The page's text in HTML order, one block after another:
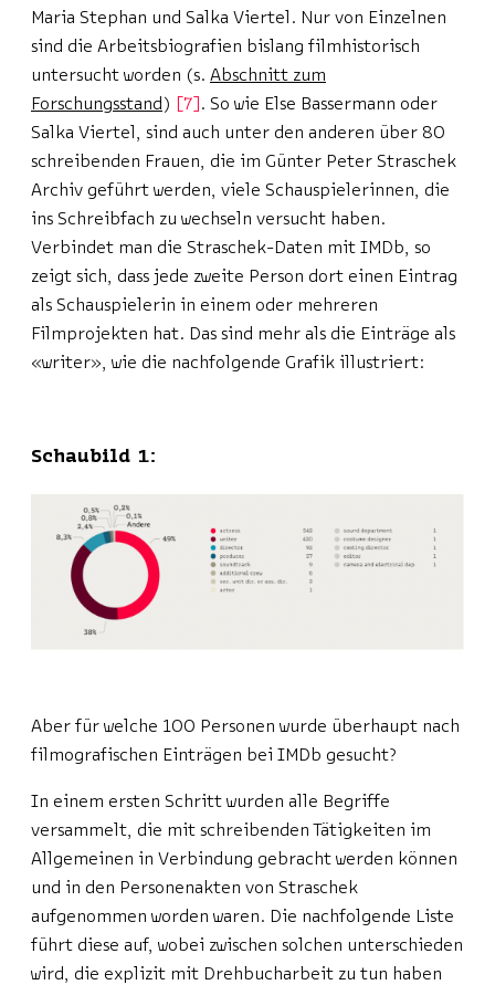
Maria Stephan und Salka Viertel. Nur von Einzelnen
sind die Arbeitsbiografien bislang filmhistorisch
untersucht worden (s. Abschnitt zum
Forschungsstand) 7 . So wie Else Bassermann oder
Salka Viertel, sind auch unter den anderen über 80
schreibenden Frauen, die im Günter Peter Straschek
Archiv geführt werden, viele Schauspielerinnen, die
ins Schreibfach zu wechseln versucht haben.
Verbindet man die Straschek-Daten mit IMDb, so
zeigt sich, dass jede zweite Person dort einen Eintrag
als Schauspielerin in einem oder mehreren
Filmprojekten hat. Das sind mehr als die Einträge als
«writer», wie die nachfolgende Grafik illustriert:
Schaubild 1:
Aber für welche 100 Personen wurde überhaupt nach
filmografischen Einträgen bei IMDb gesucht?
In einem ersten Schritt wurden alle Begriffe
versammelt, die mit schreibenden Tätigkeiten im
Allgemeinen in Verbindung gebracht werden können
und in den Personenakten von Straschek
aufgenommen worden waren. Die nachfolgende Liste
führt diese auf, wobei zwischen solchen unterschieden
wird, die explizit mit Drehbucharbeit zu tun haben